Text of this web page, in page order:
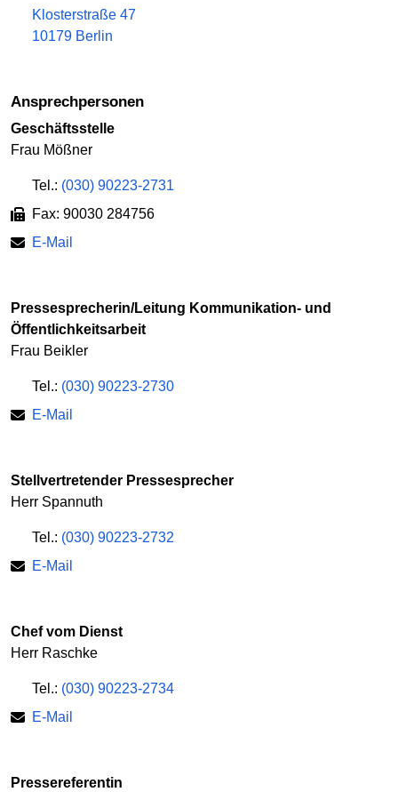
Klosterstraße 47
10179 Berlin
Ansprechpersonen
Geschäftsstelle
Frau Mößner
Tel.: (030) 90223-2731
Fax: 90030 284756
E-Mail
Pressesprecherin/Leitung Kommunikation- und
Öffentlichkeitsarbeit
Frau Beikler
Tel.: (030) 90223-2730
E-Mail
Stellvertretender Pressesprecher
Herr Spannuth
Tel.: (030) 90223-2732
E-Mail
Chef vom Dienst
Herr Raschke
Tel.: (030) 90223-2734
E-Mail
Pressereferentin